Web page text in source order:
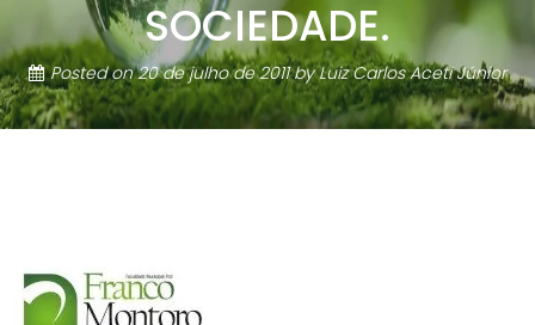
SOCIEDADE.
Posted on20 de julho de 2011byLuiz Carlos Aceti Júnior